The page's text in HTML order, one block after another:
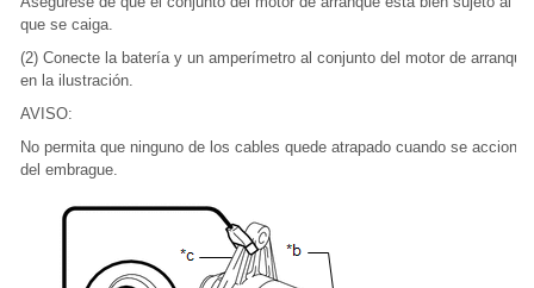
que se caiga.
(2) Conecte la batería y un amperímetro al conjunto del motor de
en la ilustración.
AVISO:
No permita que ninguno de los cables quede atrapado cuando se accione
del embrague.